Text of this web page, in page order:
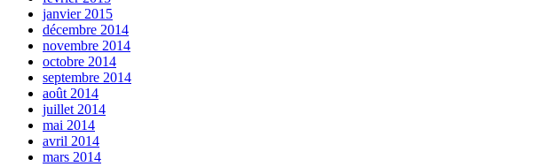
janvier 2015
décembre 2014
novembre 2014
octobre 2014
septembre 2014
août 2014
juillet 2014
mai 2014
avril 2014
mars 2014